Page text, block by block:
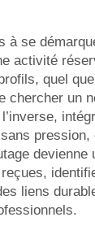
à se
activité
quel
chercher un
pression,
devienne
liens